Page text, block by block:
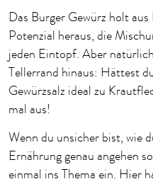
Das Burger Gewürz holt
Potenzial heraus, die
jeden Eintopf. Aber
Tellerrand hinaus: Hättest
Gewürzsalz ideal zu
mal aus!
Wenn du unsicher bist, wie
Ernährung genau angehen
einmal ins Thema ein. Hier